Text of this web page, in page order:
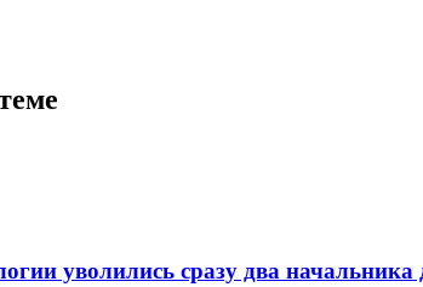
уволились сразу два начальника